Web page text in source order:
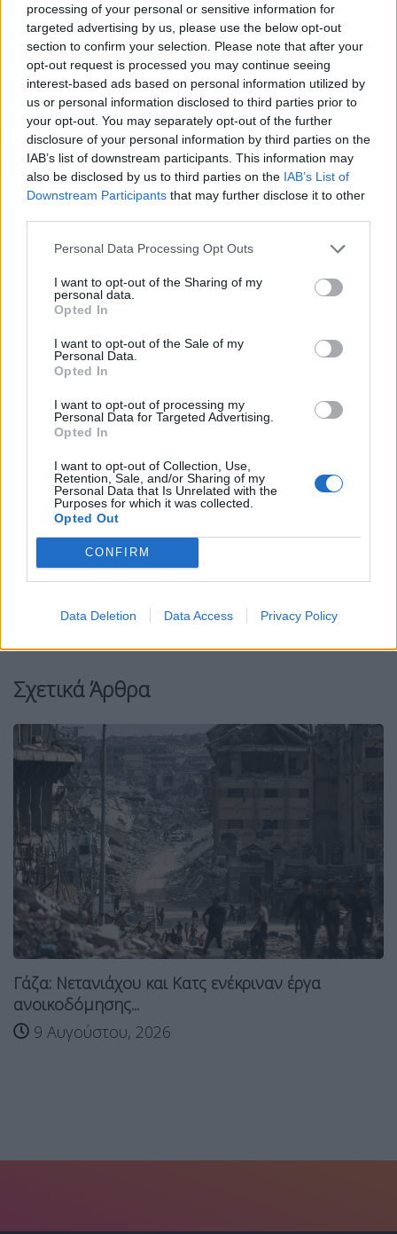
processing of your personal or sensitive information for
targeted advertising by us, please use the below opt-out
section to confirm your selection. Please note that after your
opt-out request is processed you may continue seeing
interest-based ads based on personal information utilized by
us or personal information disclosed to third parties prior to
your opt-out. You may separately opt-out of the further
disclosure of your personal information by third parties on the
IAB’s list of downstream participants. This information may
also be disclosed by us to third parties on the IAB’s List of
Downstream Participants that may further disclose it to other
Personal Data Processing Opt Outs
I want to opt-out of the Sharing of my
personal data.
Opted In
I want to opt-out of the Sale of my
Personal Data.
Opted In
I want to opt-out of processing my
Personal Data for Targeted Advertising.
Opted In
I want to opt-out of Collection, Use,
Retention, Sale, and/or Sharing of my
Personal Data that Is Unrelated with the
Purposes for which it was collected.
Opted Out
CONFIRM
Data Deletion Data Access Privacy Policy
Facebook Share on X
Email Copy Link
ηπα
Σχετικά Άρθρα
Γάζα: Νετανιάχου και Κατς ενέκριναν έργα
ανοικοδόμησης...
9 Αυγούστου, 2026